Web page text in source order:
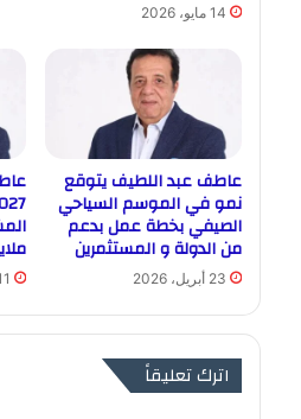
14 مايو، 2026
عاطف عبد اللطيف يتوقع
نمو في الموسم السياحي
الصيفي بخطة عمل بدعم
من الدولة و المستثمرين
23 أبريل، 2026 11
اترك تعليقاً